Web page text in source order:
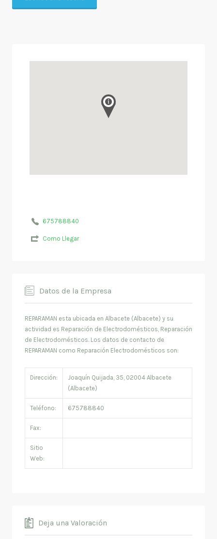
675788840
Como Llegar
Datos de la Empresa
REPARAMAN esta ubicada en Albacete (Albacete) y su
actividad es Reparación de Electrodomésticos, Reparación
de Electrodomésticos. Los datos de contacto de
REPARAMAN como Reparación Electrodomésticos son:
Dirección:
Joaquín Quijada, 35, 02004 Albacete
(Albacete)
Teléfono: 675788840
Fax:
Sitio
Web:
Deja una Valoración